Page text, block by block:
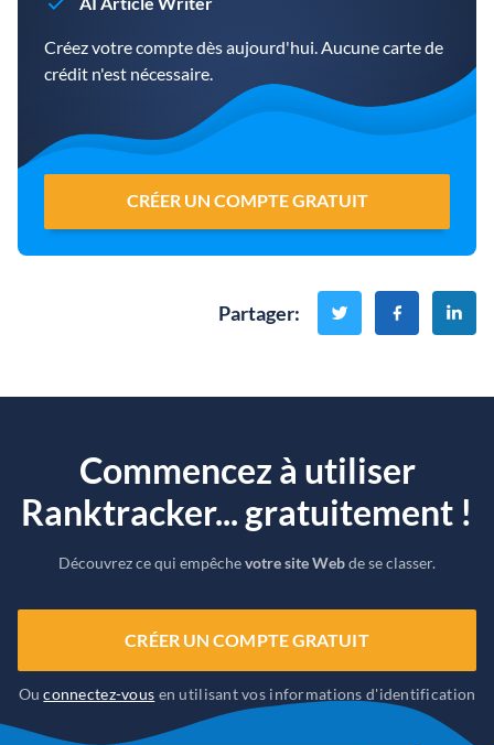
Créez votre compte dès aujourd'hui. Aucune carte de
crédit n'est nécessaire.
CRÉER UN COMPTE GRATUIT
Partager:
Commencez à utiliser
Ranktracker... gratuitement !
Découvrez ce qui empêchevotre site Webde se classer.
CRÉER UN COMPTE GRATUIT
Ouconnectez-vous en utilisant vos informations d'identification